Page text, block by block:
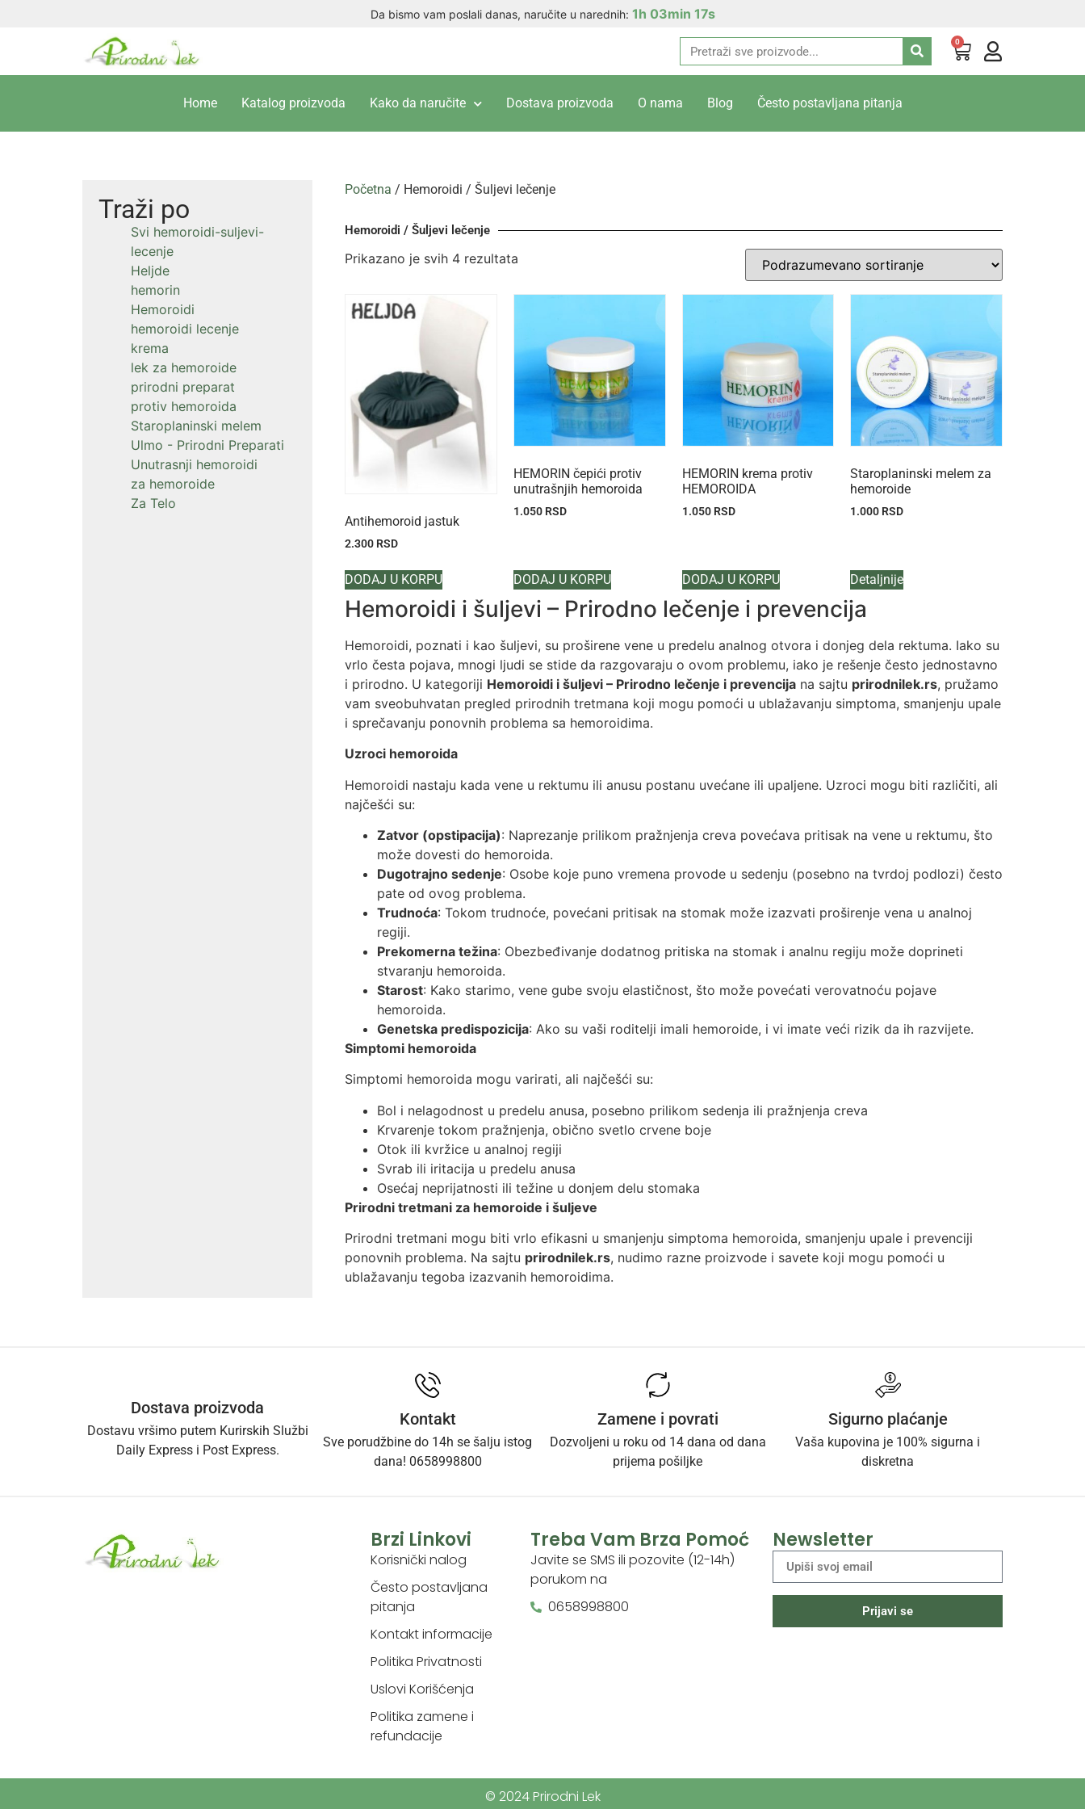
Da bismo vam poslali danas, naručite u narednih: 1h 03min 17s
0
Home Katalog proizvoda Kako da naručite Dostava proizvoda O nama Blog Često postavljana pitanja
Traži po
Svi hemoroidi-suljevi-
lecenje
Heljde
hemorin
Hemoroidi
hemoroidi lecenje
krema
lek za hemoroide
prirodni preparat
protiv hemoroida
Staroplaninski melem
Ulmo - Prirodni Preparati
Unutrasnji hemoroidi
za hemoroide
Za Telo
Početna / Hemoroidi / Šuljevi lečenje
Hemoroidi / Šuljevi lečenje
Prikazano je svih 4 rezultata
Antihemoroid jastuk
2.300 RSD
DODAJ U KORPU
HEMORIN čepići protiv
unutrašnjih hemoroida
1.050 RSD
DODAJ U KORPU
HEMORIN krema protiv
HEMOROIDA
1.050 RSD
DODAJ U KORPU
Staroplaninski melem za
hemoroide
1.000 RSD
Detaljnije
Hemoroidi i šuljevi – Prirodno lečenje i prevencija
Hemoroidi, poznati i kao šuljevi, su proširene vene u predelu analnog otvora i donjeg dela rektuma. Iako su
vrlo česta pojava, mnogi ljudi se stide da razgovaraju o ovom problemu, iako je rešenje često jednostavno
i prirodno. U kategoriji Hemoroidi i šuljevi – Prirodno lečenje i prevencija na sajtu prirodnilek.rs, pružamo
vam sveobuhvatan pregled prirodnih tretmana koji mogu pomoći u ublažavanju simptoma, smanjenju upale
i sprečavanju ponovnih problema sa hemoroidima.
Uzroci hemoroida
Hemoroidi nastaju kada vene u rektumu ili anusu postanu uvećane ili upaljene. Uzroci mogu biti različiti, ali
najčešći su:
Zatvor (opstipacija): Naprezanje prilikom pražnjenja creva povećava pritisak na vene u rektumu, što
može dovesti do hemoroida.
Dugotrajno sedenje: Osobe koje puno vremena provode u sedenju (posebno na tvrdoj podlozi) često
pate od ovog problema.
Trudnoća: Tokom trudnoće, povećani pritisak na stomak može izazvati proširenje vena u analnoj
regiji.
Prekomerna težina: Obezbeđivanje dodatnog pritiska na stomak i analnu regiju može doprineti
stvaranju hemoroida.
Starost: Kako starimo, vene gube svoju elastičnost, što može povećati verovatnoću pojave
hemoroida.
Genetska predispozicija: Ako su vaši roditelji imali hemoroide, i vi imate veći rizik da ih razvijete.
Simptomi hemoroida
Simptomi hemoroida mogu varirati, ali najčešći su:
Bol i nelagodnost u predelu anusa, posebno prilikom sedenja ili pražnjenja creva
Krvarenje tokom pražnjenja, obično svetlo crvene boje
Otok ili kvržice u analnoj regiji
Svrab ili iritacija u predelu anusa
Osećaj neprijatnosti ili težine u donjem delu stomaka
Prirodni tretmani za hemoroide i šuljeve
Prirodni tretmani mogu biti vrlo efikasni u smanjenju simptoma hemoroida, smanjenju upale i prevenciji
ponovnih problema. Na sajtu prirodnilek.rs, nudimo razne proizvode i savete koji mogu pomoći u
ublažavanju tegoba izazvanih hemoroidima.
Dostava proizvoda
Dostavu vršimo putem Kurirskih Službi
Daily Express i Post Express.
Kontakt
Sve porudžbine do 14h se šalju istog
dana! 0658998800
Zamene i povrati
Dozvoljeni u roku od 14 dana od dana
prijema pošiljke
Sigurno plaćanje
Vaša kupovina je 100% sigurna i
diskretna
Brzi Linkovi
Korisnički nalog
Često postavljana
pitanja
Kontakt informacije
Politika Privatnosti
Uslovi Korišćenja
Politika zamene i
refundacije
Treba Vam Brza Pomoć
Javite se SMS ili pozovite (12-14h)
porukom na
0658998800
Newsletter
Prijavi se
© 2024 Prirodni Lek